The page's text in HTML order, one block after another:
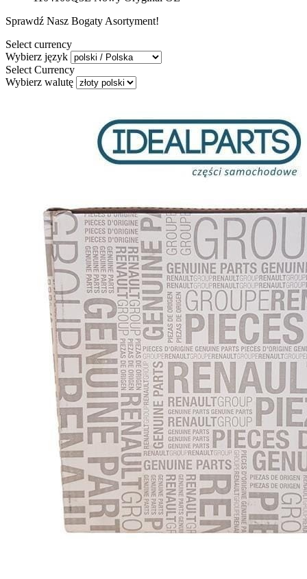
Sprawdź Nasz Bogaty Asortyment!
Select currency
Wybierz język
Select Currency
Wybierz walutę